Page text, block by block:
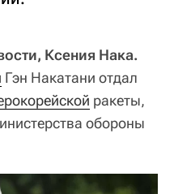
Ксения Нака.
Гэн Накатани отдал
ракеты,
обороны